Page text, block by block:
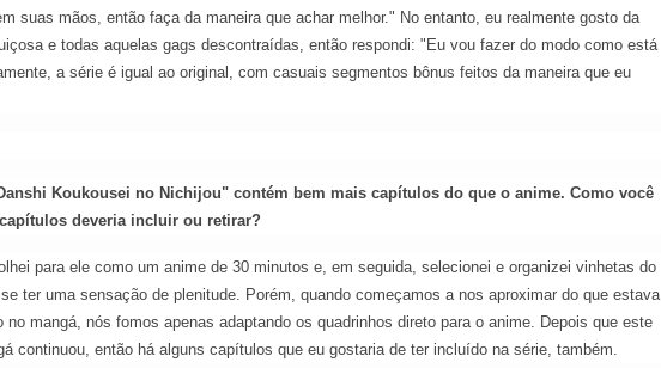
suas mãos, então faça da maneira que achar melhor." No entanto, eu realmente gosto da
e todas aquelas gags descontraídas, então respondi: "Eu vou fazer do modo como está
a série é igual ao original, com casuais segmentos bônus feitos da maneira que eu
Koukousei no Nichijou" contém bem mais capítulos do que o anime. Como você
deveria incluir ou retirar?
para ele como um anime de 30 minutos e, em seguida, selecionei e organizei vinhetas do
ter uma sensação de plenitude. Porém, quando começamos a nos aproximar do que estava
no mangá, nós fomos apenas adaptando os quadrinhos direto para o anime. Depois que este
continuou, então há alguns capítulos que eu gostaria de ter incluído na série, também.